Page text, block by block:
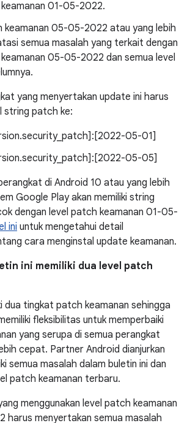
01-05-2022.
keamanan 05-05-2022 atau yang lebih
semua masalah yang terkait dengan
05-05-2022 dan semua level
yang menyertakan update ini harus
string patch ke:
05-01]
05-05]
di Android 10 atau yang lebih
Google Play akan memiliki string
dengan level patch keamanan 01-05-
ini untuk mengetahui detail
cara menginstal update keamanan.
ini memiliki dua level patch
dua tingkat patch keamanan sehingga
fleksibilitas untuk memperbaiki
yang serupa di semua perangkat
cepat. Partner Android dianjurkan
semua masalah dalam buletin ini dan
patch keamanan terbaru.
menggunakan level patch keamanan
harus menyertakan semua masalah